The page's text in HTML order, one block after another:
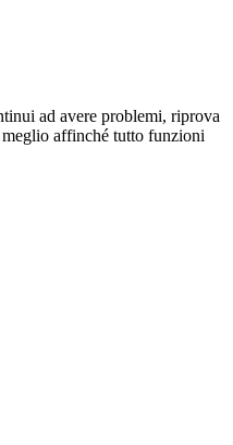
ad avere problemi, riprova
affinché tutto funzioni